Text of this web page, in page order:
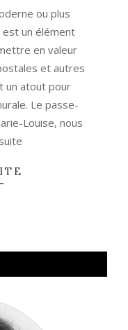
ou plus
un élément
en valeur
et autres
un atout pour
Le passe-
Louise, nous